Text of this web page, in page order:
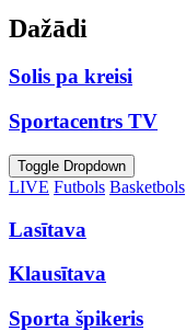
Dažādi
Solis pa kreisi
Sportacentrs TV
Toggle Dropdown
LIVE Futbols Basketbols
Lasītava
Klausītava
Sporta špikeris